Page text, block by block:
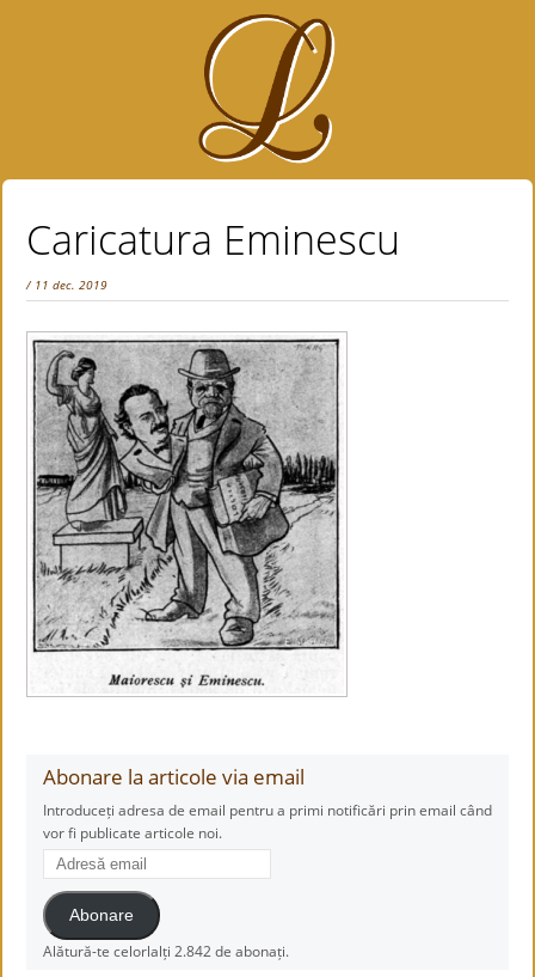
Caricatura Eminescu
/ 11 dec. 2019
Abonare la articole via email
Introduceți adresa de email pentru a primi notificări prin email când
vor fi publicate articole noi.
Adresă
email
Abonare
Alătură-te celorlalți 2.842 de abonați.